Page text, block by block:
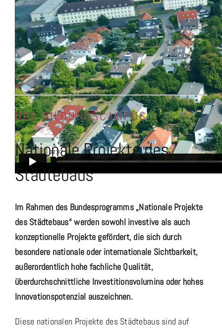
DER BILDUNGSCAMPUS
Nationale Projekte des
Städtebaus
Im Rahmen des Bundesprogramms „Nationale Projekte
des Städtebaus“ werden sowohl investive als auch
konzeptionelle Projekte gefördert, die sich durch
besondere nationale oder internationale Sichtbarkeit,
außerordentlich hohe fachliche Qualität,
überdurchschnittliche Investitionsvolumina oder hohes
Innovationspotenzial auszeichnen.
Diese nationalen Projekte des Städtebaus sind auf